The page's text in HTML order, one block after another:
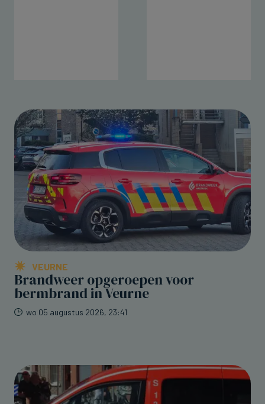
VEURNE
Brandweer opgeroepen voor
bermbrand in Veurne
wo 05 augustus 2026, 23:41